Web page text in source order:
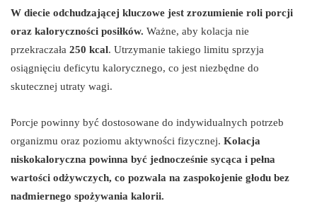
W diecie odchudzającej kluczowe jest zrozumienie roli porcji
oraz kaloryczności posiłków. Ważne, aby kolacja nie
przekraczała 250 kcal. Utrzymanie takiego limitu sprzyja
osiągnięciu deficytu kalorycznego, co jest niezbędne do
skutecznej utraty wagi.
Porcje powinny być dostosowane do indywidualnych potrzeb
organizmu oraz poziomu aktywności fizycznej. Kolacja
niskokaloryczna powinna być jednocześnie sycąca i pełna
wartości odżywczych, co pozwala na zaspokojenie głodu bez
nadmiernego spożywania kalorii.